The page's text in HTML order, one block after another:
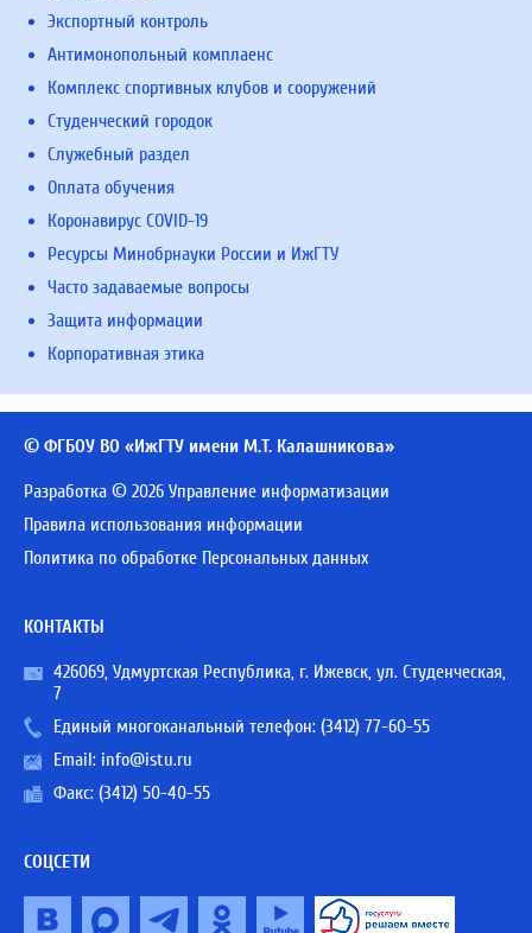
Экспортный контроль
Антимонопольный комплаенс
Комплекс спортивных клубов и сооружений
Студенческий городок
Служебный раздел
Оплата обучения
Коронавирус COVID-19
Ресурсы Минобрнауки России и ИжГТУ
Часто задаваемые вопросы
Защита информации
Корпоративная этика
© ФГБОУ ВО «ИжГТУ имени М.Т. Калашникова»
Разработка © 2026 Управление информатизации
Правила использования информации
Политика по обработке Персональных данных
КОНТАКТЫ
426069, Удмуртская Республика, г. Ижевск, ул. Студенческая,
7
Единый многоканальный телефон: (3412) 77-60-55
Email: info@istu.ru
Факс: (3412) 50-40-55
СОЦСЕТИ